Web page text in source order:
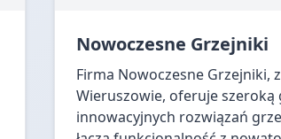
Nowoczesne Grzejniki
Firma Nowoczesne Grzejniki,
Wieruszowie, oferuje szeroką
innowacyjnych rozwiązań